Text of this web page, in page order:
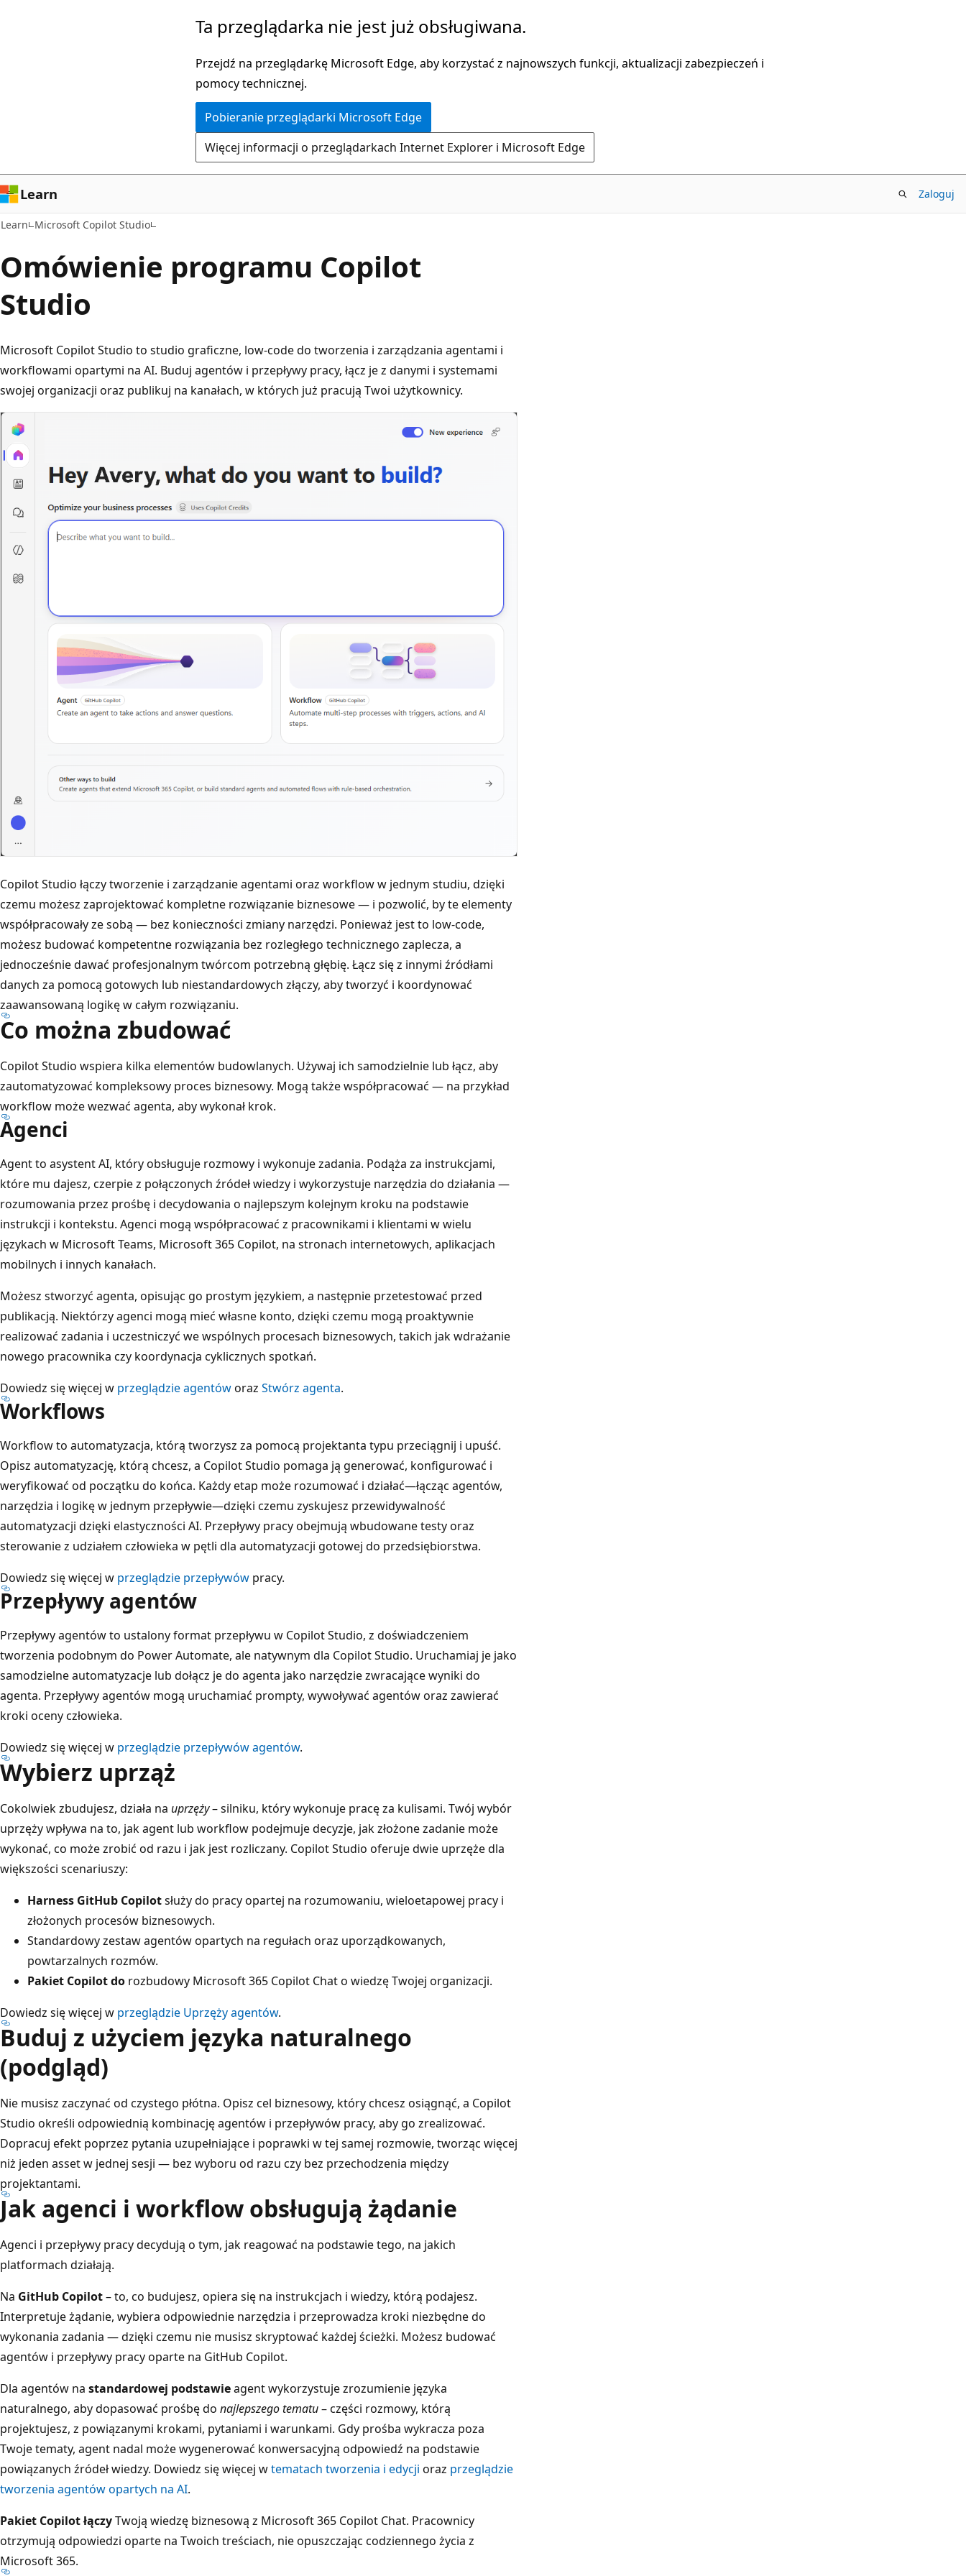
Ta przeglądarka nie jest już obsługiwana.
Przejdź na przeglądarkę Microsoft Edge, aby korzystać z najnowszych funkcji, aktualizacji zabezpieczeń i
pomocy technicznej.
Pobieranie przeglądarki Microsoft Edge
Więcej informacji o przeglądarkach Internet Explorer i Microsoft Edge
Learn Zaloguj
Learn Microsoft Copilot Studio
Omówienie programu Copilot
Studio
Microsoft Copilot Studio to studio graficzne, low-code do tworzenia i zarządzania agentami i
workflowami opartymi na AI. Buduj agentów i przepływy pracy, łącz je z danymi i systemami
swojej organizacji oraz publikuj na kanałach, w których już pracują Twoi użytkownicy.
Copilot Studio łączy tworzenie i zarządzanie agentami oraz workflow w jednym studiu, dzięki
czemu możesz zaprojektować kompletne rozwiązanie biznesowe — i pozwolić, by te elementy
współpracowały ze sobą — bez konieczności zmiany narzędzi. Ponieważ jest to low-code,
możesz budować kompetentne rozwiązania bez rozległego technicznego zaplecza, a
jednocześnie dawać profesjonalnym twórcom potrzebną głębię. Łącz się z innymi źródłami
danych za pomocą gotowych lub niestandardowych złączy, aby tworzyć i koordynować
zaawansowaną logikę w całym rozwiązaniu.
Co można zbudować
Copilot Studio wspiera kilka elementów budowlanych. Używaj ich samodzielnie lub łącz, aby
zautomatyzować kompleksowy proces biznesowy. Mogą także współpracować — na przykład
workflow może wezwać agenta, aby wykonał krok.
Agenci
Agent to asystent AI, który obsługuje rozmowy i wykonuje zadania. Podąża za instrukcjami,
które mu dajesz, czerpie z połączonych źródeł wiedzy i wykorzystuje narzędzia do działania —
rozumowania przez prośbę i decydowania o najlepszym kolejnym kroku na podstawie
instrukcji i kontekstu. Agenci mogą współpracować z pracownikami i klientami w wielu
językach w Microsoft Teams, Microsoft 365 Copilot, na stronach internetowych, aplikacjach
mobilnych i innych kanałach.
Możesz stworzyć agenta, opisując go prostym językiem, a następnie przetestować przed
publikacją. Niektórzy agenci mogą mieć własne konto, dzięki czemu mogą proaktywnie
realizować zadania i uczestniczyć we wspólnych procesach biznesowych, takich jak wdrażanie
nowego pracownika czy koordynacja cyklicznych spotkań.
Dowiedz się więcej w przeglądzie agentóworaz Stwórz agenta.
Workflows
Workflow to automatyzacja, którą tworzysz za pomocą projektanta typu przeciągnij i upuść.
Opisz automatyzację, którą chcesz, a Copilot Studio pomaga ją generować, konfigurować i
weryfikować od początku do końca. Każdy etap może rozumować i działać—łącząc agentów,
narzędzia i logikę w jednym przepływie—dzięki czemu zyskujesz przewidywalność
automatyzacji dzięki elastyczności AI. Przepływy pracy obejmują wbudowane testy oraz
sterowanie z udziałem człowieka w pętli dla automatyzacji gotowej do przedsiębiorstwa.
Dowiedz się więcej w przeglądzie przepływów pracy.
Przepływy agentów
Przepływy agentów to ustalony format przepływu w Copilot Studio, z doświadczeniem
tworzenia podobnym do Power Automate, ale natywnym dla Copilot Studio. Uruchamiaj je jako
samodzielne automatyzacje lub dołącz je do agenta jako narzędzie zwracające wyniki do
agenta. Przepływy agentów mogą uruchamiać prompty, wywoływać agentów oraz zawierać
kroki oceny człowieka.
Dowiedz się więcej w przeglądzie przepływów agentów.
Wybierz uprząż
Cokolwiek zbudujesz, działa na uprzęży– silniku, który wykonuje pracę za kulisami. Twój wybór
uprzęży wpływa na to, jak agent lub workflow podejmuje decyzje, jak złożone zadanie może
wykonać, co może zrobić od razu i jak jest rozliczany. Copilot Studio oferuje dwie uprzęże dla
większości scenariuszy:
Harness GitHub Copilotsłuży do pracy opartej na rozumowaniu, wieloetapowej pracy i
złożonych procesów biznesowych.
Standardowyzestaw agentów opartych na regułach oraz uporządkowanych,
powtarzalnych rozmów.
Pakiet Copilot do rozbudowy Microsoft 365 Copilot Chat o wiedzę Twojej organizacji.
Dowiedz się więcej w przeglądzie Uprzęży agentów.
Buduj z użyciem języka naturalnego
(podgląd)
Nie musisz zaczynać od czystego płótna. Opisz cel biznesowy, który chcesz osiągnąć, a Copilot
Studio określi odpowiednią kombinację agentów i przepływów pracy, aby go zrealizować.
Dopracuj efekt poprzez pytania uzupełniające i poprawki w tej samej rozmowie, tworząc więcej
niż jeden asset w jednej sesji — bez wyboru od razu czy bez przechodzenia między
projektantami.
Jak agenci i workflow obsługują żądanie
Agenci i przepływy pracy decydują o tym, jak reagować na podstawie tego, na jakich
platformach działają.
Na GitHub Copilot– to, co budujesz, opiera się na instrukcjach i wiedzy, którą podajesz.
Interpretuje żądanie, wybiera odpowiednie narzędzia i przeprowadza kroki niezbędne do
wykonania zadania — dzięki czemu nie musisz skryptować każdej ścieżki. Możesz budować
agentów i przepływy pracy oparte na GitHub Copilot.
Dla agentów na standardowej podstawieagent wykorzystuje zrozumienie języka
naturalnego, aby dopasować prośbę do najlepszego tematu– części rozmowy, którą
projektujesz, z powiązanymi krokami, pytaniami i warunkami. Gdy prośba wykracza poza
Twoje tematy, agent nadal może wygenerować konwersacyjną odpowiedź na podstawie
powiązanych źródeł wiedzy. Dowiedz się więcej wtematach tworzenia i edycji oraz przeglądzie
tworzenia agentów opartych na AI.
Pakiet Copilot łączyTwoją wiedzę biznesową z Microsoft 365 Copilot Chat. Pracownicy
otrzymują odpowiedzi oparte na Twoich treściach, nie opuszczając codziennego życia z
Microsoft 365.